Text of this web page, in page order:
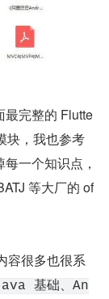
最完整的 Flutte
块，我也参考
一个知识点，
等大厂的 of
容很多也很系
基础、An